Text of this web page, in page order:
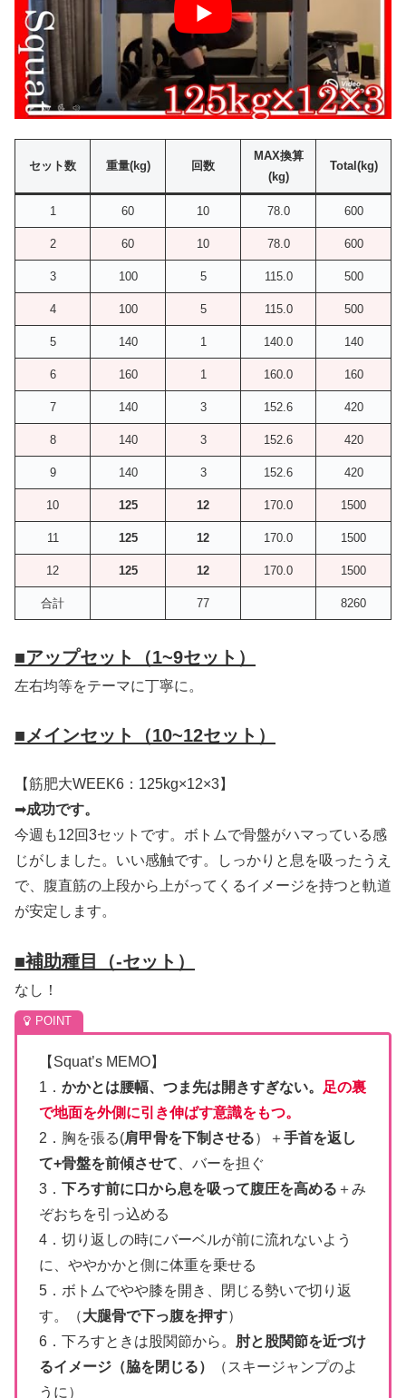
セット数 重量(kg) 回数
MAX換算
(kg)
Total(kg)
1 60 10 78.0 600
2 60 10 78.0 600
3 100 5 115.0 500
4 100 5 115.0 500
5 140 1 140.0 140
6 160 1 160.0 160
7 140 3 152.6 420
8 140 3 152.6 420
9 140 3 152.6 420
10 125 12 170.0 1500
11 125 12 170.0 1500
12 125 12 170.0 1500
合計 77 8260
■アップセット（1~9セット）
左右均等をテーマに丁寧に。
■メインセット（10~12セット）
【筋肥大WEEK6：125kg×12×3】
➡成功です。
今週も12回3セットです。ボトムで骨盤がハマっている感
じがしました。いい感触です。しっかりと息を吸ったうえ
で、腹直筋の上段から上がってくるイメージを持つと軌道
が安定します。
■補助種目（-セット）
なし！
【Squat’s MEMO】
1． かかとは腰幅、つま先は開きすぎない。
足の裏
で地面を外側に引き伸ばす意識をもつ。
2．胸を張る(肩甲骨を下制させる）＋手首を返し
て+骨盤を前傾させて 、バーを担ぐ
3． 下ろす前に口から息を吸って腹圧を高める ＋み
ぞおちを引っ込める
4．切り返しの時にバーベルが前に流れないよう
に、ややかかと側に体重を乗せる
5．ボトムでやや膝を開き、閉じる勢いで切り返
す。（大腿骨で下っ腹を押す）
6．下ろすときは股関節から。 肘と股関節を近づけ
るイメージ（脇を閉じる）
（スキージャンプのよ
うに）